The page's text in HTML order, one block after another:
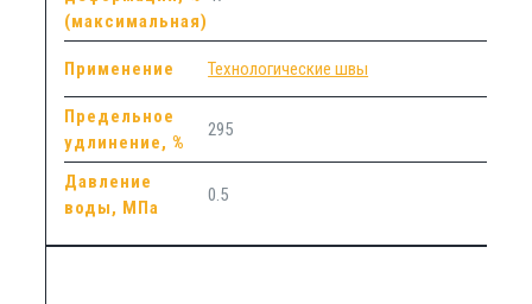
(максимальная)
Применение Технологические швы
Предельное
удлинение, %
295
Давление
воды, МПа
0.5